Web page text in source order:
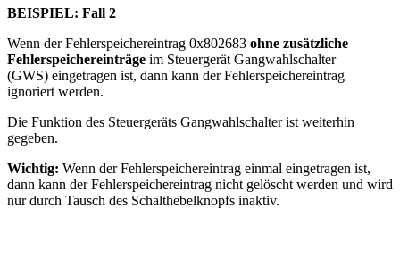
BEISPIEL: Fall 2
Wenn der Fehlerspeichereintrag 0x802683 ohne zusätzliche
Fehlerspeichereinträge im Steuergerät Gangwahlschalter
(GWS) eingetragen ist, dann kann der Fehlerspeichereintrag
ignoriert werden.
Die Funktion des Steuergeräts Gangwahlschalter ist weiterhin
gegeben.
Wichtig: Wenn der Fehlerspeichereintrag einmal eingetragen ist,
dann kann der Fehlerspeichereintrag nicht gelöscht werden und wird
nur durch Tausch des Schalthebelknopfs inaktiv.